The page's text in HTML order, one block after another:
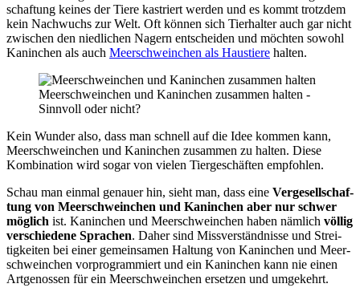
schaf­tung kei­nes der Tie­re kas­triert wer­den und es kommt trotz­dem
kein Nach­wuchs zur Welt. Oft kön­nen sich Tier­hal­ter auch gar nicht
zwi­schen den nied­li­chen Nagern ent­schei­den und möch­ten sowohl
Kanin­chen als auch Meer­schwein­chen als Haus­tie­re hal­ten.
Meer­schwein­chen und Kanin­chen zusam­men hal­ten -
Sinn­voll oder nicht?
Kein Wun­der also, dass man schnell auf die Idee kom­men kann,
Meer­schwein­chen und Kanin­chen zusam­men zu hal­ten. Die­se
Kom­bi­na­ti­on wird sogar von vie­len Tier­ge­schäf­ten emp­foh­len.
Schau man ein­mal genau­er hin, sieht man, dass eine Ver­ge­sell­schaf­
tung von Meer­schwein­chen und Kanin­chen aber nur schwer
mög­lich ist. Kanin­chen und Meer­schwein­chen haben näm­lich völ­lig
ver­schie­de­ne Spra­chen. Daher sind Miss­ver­ständ­nis­se und Strei­
tig­kei­ten bei einer gemein­sa­men Hal­tung von Kanin­chen und Meer­
schwein­chen vor­pro­gram­miert und ein Kanin­chen kann nie einen
Art­ge­nos­sen für ein Meer­schwein­chen erset­zen und umge­kehrt.